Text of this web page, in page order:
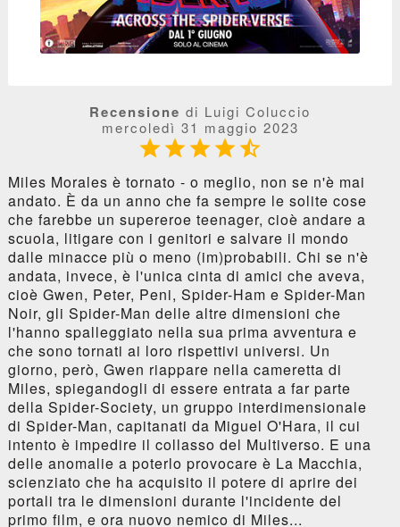
Recensione di Luigi Coluccio
mercoledì 31 maggio 2023

Miles Morales è tornato - o meglio, non se n'è mai
andato. È da un anno che fa sempre le solite cose
che farebbe un supereroe teenager, cioè andare a
scuola, litigare con i genitori e salvare il mondo
dalle minacce più o meno (im)probabili. Chi se n'è
andata, invece, è l'unica cinta di amici che aveva,
cioè Gwen, Peter, Peni, Spider-Ham e Spider-Man
Noir, gli Spider-Man delle altre dimensioni che
l'hanno spalleggiato nella sua prima avventura e
che sono tornati ai loro rispettivi universi. Un
giorno, però, Gwen riappare nella cameretta di
Miles, spiegandogli di essere entrata a far parte
della Spider-Society, un gruppo interdimensionale
di Spider-Man, capitanati da Miguel O'Hara, il cui
intento è impedire il collasso del Multiverso. E una
delle anomalie a poterlo provocare è La Macchia,
scienziato che ha acquisito il potere di aprire dei
portali tra le dimensioni durante l'incidente del
primo film, e ora nuovo nemico di Miles...